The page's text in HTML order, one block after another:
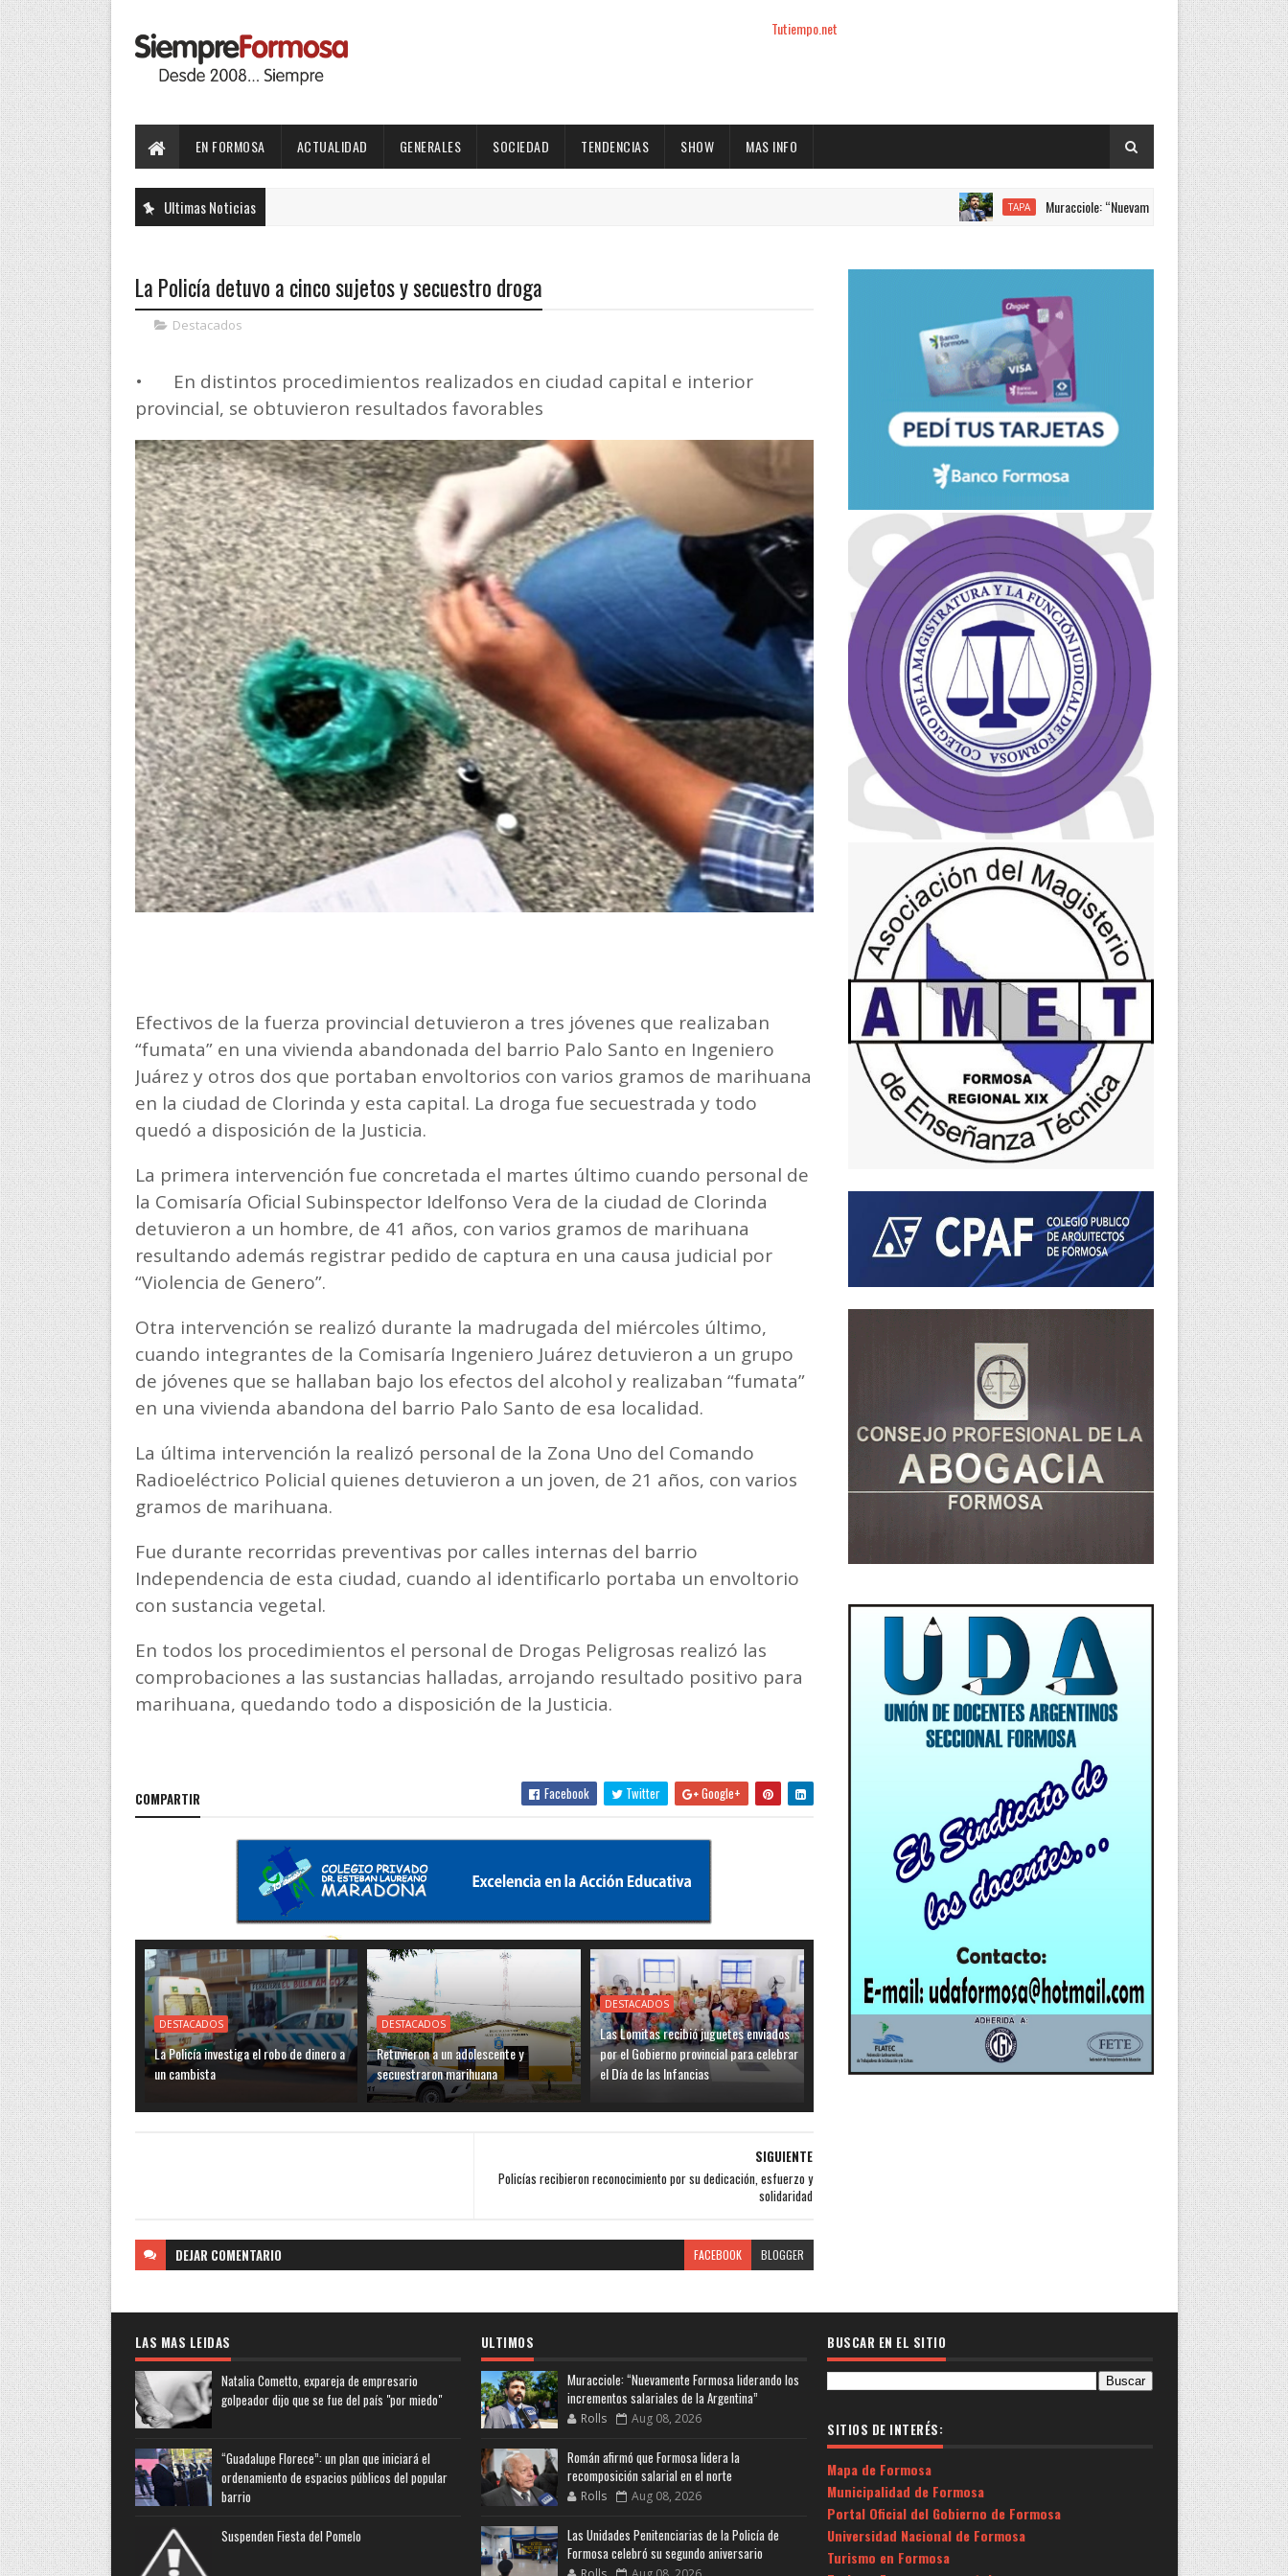
Tutiempo.net
EN FORMOSA ACTUALIDAD GENERALES SOCIEDAD TENDENCIAS SHOW MAS INFO
Ultimas Noticias TAPA Muracciole: “Nuevamente Formosa liderando los
La Policía detuvo a cinco sujetos y secuestro droga
Destacados
•
En distintos procedimientos realizados en ciudad capital e interior
provincial, se obtuvieron resultados favorables
Efectivos de la fuerza provincial detuvieron a tres jóvenes que realizaban
“fumata” en una vivienda abandonada del barrio Palo Santo en Ingeniero
Juárez y otros dos que portaban envoltorios con varios gramos de marihuana
en la ciudad de Clorinda y esta capital. La droga fue secuestrada y todo
quedó a disposición de la Justicia.
La primera intervención fue concretada el martes último cuando personal de
la Comisaría Oficial Subinspector Idelfonso Vera de la ciudad de Clorinda
detuvieron a un hombre, de 41 años, con varios gramos de marihuana
resultando además registrar pedido de captura en una causa judicial por
“Violencia de Genero”.
Otra intervención se realizó durante la madrugada del miércoles último,
cuando integrantes de la Comisaría Ingeniero Juárez detuvieron a un grupo
de jóvenes que se hallaban bajo los efectos del alcohol y realizaban “fumata”
en una vivienda abandona del barrio Palo Santo de esa localidad.
La última intervención la realizó personal de la Zona Uno del Comando
Radioeléctrico Policial quienes detuvieron a un joven, de 21 años, con varios
gramos de marihuana.
Fue durante recorridas preventivas por calles internas del barrio
Independencia de esta ciudad, cuando al identificarlo portaba un envoltorio
con sustancia vegetal.
En todos los procedimientos el personal de Drogas Peligrosas realizó las
comprobaciones a las sustancias halladas, arrojando resultado positivo para
marihuana, quedando todo a disposición de la Justicia.
COMPARTIR Facebook Twitter Google+
DESTACADOS
La Policía investiga el robo de dinero a
un cambista
DESTACADOS
Retuvieron a un adolescente y
secuestraron marihuana
DESTACADOS
Las Lomitas recibió juguetes enviados
por el Gobierno provincial para celebrar
el Día de las Infancias
SIGUIENTE
Policías recibieron reconocimiento por su dedicación, esfuerzo y
solidaridad
DEJAR COMENTARIO FACEBOOK BLOGGER
LAS MAS LEIDAS
Natalia Cometto, expareja de empresario
golpeador dijo que se fue del país "por miedo"
“Guadalupe Florece”: un plan que iniciará el
ordenamiento de espacios públicos del popular
barrio
Suspenden Fiesta del Pomelo
ULTIMOS
Muracciole: “Nuevamente Formosa liderando los
incrementos salariales de la Argentina”
Rolls Aug 08, 2026
Román afirmó que Formosa lidera la
recomposición salarial en el norte
Rolls Aug 08, 2026
Las Unidades Penitenciarias de la Policía de
Formosa celebró su segundo aniversario
BUSCAR EN EL SITIO
SITIOS DE INTERÉS:
Mapa de Formosa
Municipalidad de Formosa
Portal Oficial del Gobierno de Formosa
Universidad Nacional de Formosa
Turismo en Formosa